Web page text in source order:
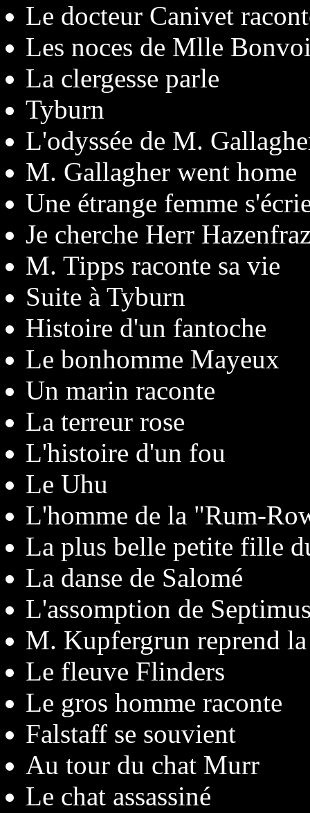
Le docteur Canivet
Les noces de Mlle
La clergesse parle
Tyburn
L'odyssée de M.
M. Gallagher went home
Une étrange femme
Je cherche Herr
M. Tipps raconte sa vie
Suite à Tyburn
Histoire d'un fantoche
Le bonhomme Mayeux
Un marin raconte
La terreur rose
L'histoire d'un fou
Le Uhu
L'homme de la "Rum-
La plus belle petite fille
La danse de Salomé
L'assomption de
M. Kupfergrun reprend
Le fleuve Flinders
Le gros homme raconte
Falstaff se souvient
Au tour du chat Murr
Le chat assassiné